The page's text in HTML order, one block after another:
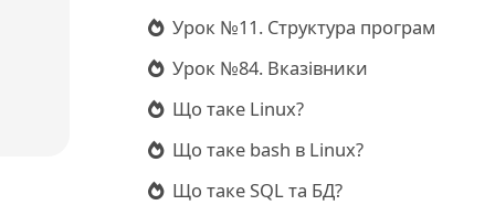
Урок №11. Структура програм
Урок №84. Вказівники
Що таке Linux?
Що таке bash в Linux?
Що таке SQL та БД?